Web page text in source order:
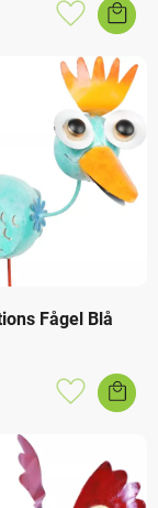
Lägg till i
Fågel Blå
Lägg till i